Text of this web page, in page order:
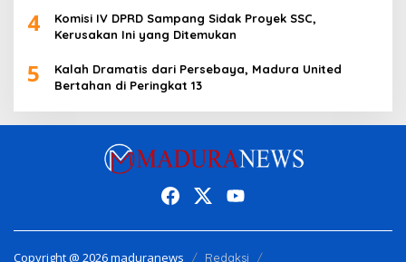
4
Komisi IV DPRD Sampang Sidak Proyek SSC,
Kerusakan Ini yang Ditemukan
5
Kalah Dramatis dari Persebaya, Madura United
Bertahan di Peringkat 13
Copyright @ 2026 maduranews Redaksi